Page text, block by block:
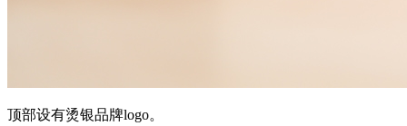
顶部设有烫银品牌logo。